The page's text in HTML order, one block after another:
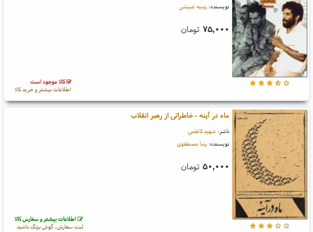
نویسنده: رضیه غبیشی
۷۵,۰۰۰ تومان
کالا موجود است
اطلاعات بیشتر و خرید کالا
ماه در آینه - خاطراتی از رهبر انقلاب
ناشر: شهید کاظمی
نویسنده: رضا مصطفوی
۵۰,۰۰۰ تومان
اطلاعات بیشتر و سفارش کالا
ثبت سفارش، گوش بزنگ باشید